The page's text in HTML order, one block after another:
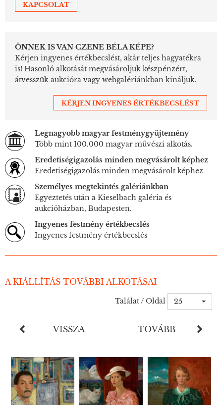
KAPCSOLAT
ÖNNEK IS VAN CZENE BÉLA KÉPE?
Kérjen ingyenes értékbecslést, akár teljes hagyatékra
is! Hasonló alkotását megvásároljuk készpénzért,
átvesszük aukcióra vagy webgalériánkban kínáljuk.
KÉRJEN INGYENES ÉRTÉKBECSLÉST
Legnagyobb magyar festménygyűjtemény
Több mint 100.000 magyar művészi alkotás.
Eredetiségigazolás minden megvásárolt képhez
Eredetiségigazolás minden megvásárolt képhez
Személyes megtekintés galériánkban
Egyeztetés után a Kieselbach galéria és
aukcióházban, Budapesten.
Ingyenes festmény értékbecslés
Ingyenes festmény értékbecslés
A KIÁLLÍTÁS TOVÁBBI ALKOTÁSAI
Találat / Oldal 25
VISSZA TOVÁBB